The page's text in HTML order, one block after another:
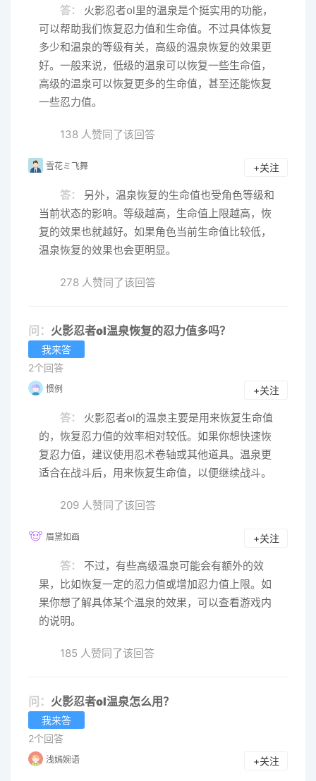
答：
火影忍者ol里的温泉是个挺实用的功能，
可以帮助我们恢复忍力值和生命值。不过具体恢复
多少和温泉的等级有关，高级的温泉恢复的效果更
好。一般来说，低级的温泉可以恢复一些生命值，
高级的温泉可以恢复更多的生命值，甚至还能恢复
一些忍力值。
138 人赞同了该回答
雪花ミ飞舞 +关注
答：
另外，温泉恢复的生命值也受角色等级和
当前状态的影响。等级越高，生命值上限越高，恢
复的效果也就越好。如果角色当前生命值比较低，
温泉恢复的效果也会更明显。
278 人赞同了该回答
问： 火影忍者ol温泉恢复的忍力值多吗？
我来答
2个回答
惯例 +关注
答：
火影忍者ol的温泉主要是用来恢复生命值
的，恢复忍力值的效率相对较低。如果你想快速恢
复忍力值，建议使用忍术卷轴或其他道具。温泉更
适合在战斗后，用来恢复生命值，以便继续战斗。
209 人赞同了该回答
眉黛如画 +关注
答：
不过，有些高级温泉可能会有额外的效
果，比如恢复一定的忍力值或增加忍力值上限。如
果你想了解具体某个温泉的效果，可以查看游戏内
的说明。
185 人赞同了该回答
问： 火影忍者ol温泉怎么用？
我来答
2个回答
浅嫣婉语 +关注